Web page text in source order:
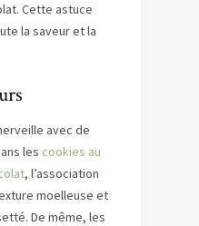
Cette astuce
la saveur et la
avec de
les cookies au
, l’association
moelleuse et
De même, les